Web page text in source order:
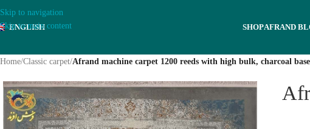
Skip to navigation
Skip to main content
ENGLISH SHOPAFRAND
Home/Classic carpet/Afrand machine carpet 1200 reeds with high bulk, charcoal